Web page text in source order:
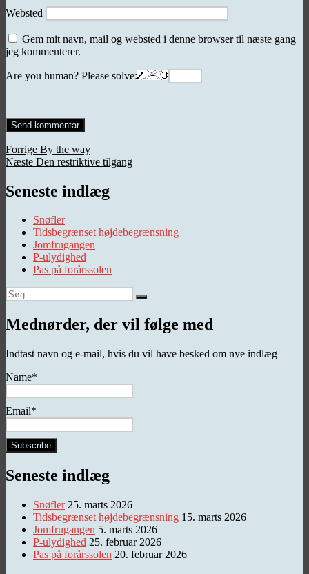
Websted
Gem mit navn, mail og websted i denne browser til næste gang
jeg kommenterer.
Are you human? Please solve:
Indlægsnavigation
Forrige Forrige
indlæg:
By the way
Næste Næste
Den restriktive tilgang
Seneste indlæg
Snøfler
Tidsbegrænset højdebegrænsning
Jomfrugangen
P-ulydighed
Pas på forårssolen
Søg
efter:
Søg
Mednørder, der vil følge med
Indtast navn og e-mail, hvis du vil have besked om nye indlæg
Name*
Email*
Seneste indlæg
Snøfler 25. marts 2026
Tidsbegrænset højdebegrænsning 15. marts 2026
Jomfrugangen 5. marts 2026
P-ulydighed 25. februar 2026
Pas på forårssolen 20. februar 2026